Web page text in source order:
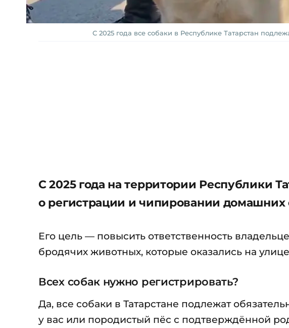
С 2025 года все собаки в Республике Татарстан
С 2025 года на территории Республики
о регистрации и чипировании домашних
Его цель — повысить ответственность
бродячих животных, которые оказались на
Всех собак нужно регистрировать?
Да, все собаки в Татарстане подлежат
у вас или породистый пёс с подтверждённой